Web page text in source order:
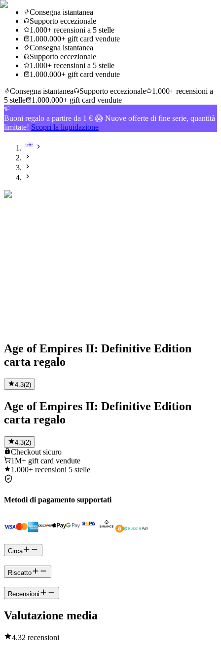
Consegna istantanea
Supporto eccezionale
1.000+ recensioni a 5 stelle
1.000.000+ gift card vendute
Consegna istantanea
Supporto eccezionale
1.000+ recensioni a 5 stelle
1.000.000+ gift card vendute
Consegna istantanea
Supporto eccezionale
1.000+ recensioni a
5 stelle
1.000.000+ gift card vendute
Buoni regalo a partire da 1 € 😱 Nuove offerte di fine serie, quantità
limitate! Scopri la liquidazione
Age of Empires II: Definitive Edition
carta regalo
4.3(2)
Age of Empires II: Definitive Edition
carta regalo
4.3(2)
Checkout sicuro
1M+ gift card vendute
1.000+ recensioni 5 stelle
Metodi di pagamento supportati
Circa
Riscatto
Recensioni
Valutazione media
4.32 recensioni